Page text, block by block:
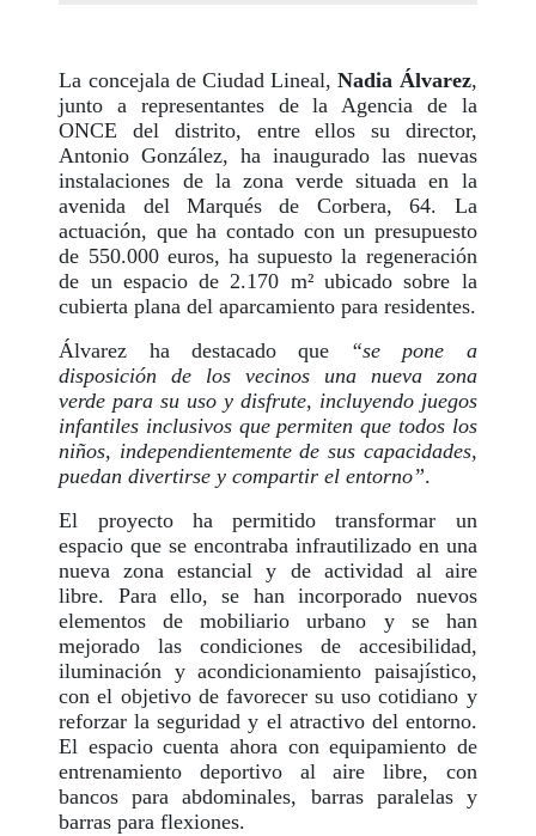
La concejala de Ciudad Lineal,Nadia Álvarez,
junto a representantes de la Agencia de la
ONCE
del distrito, entre ellos su director,
Antonio González, ha inaugurado las nuevas
instalaciones de la zona verde situada en la
avenida del Marqués de Corbera, 64. La
actuación, que ha contado con un presupuesto
de 550.000 euros, ha supuesto la regeneración
de un espacio de 2.170 m² ubicado sobre la
cubierta plana del aparcamiento para residentes.
Álvarez ha destacado que “se pone a
disposición de los vecinos una nueva zona
verde para su uso y disfrute, incluyendo juegos
infantiles inclusivos que permiten que todos los
niños, independientemente de sus capacidades,
puedan divertirse y compartir el entorno”.
El proyecto ha permitido transformar un
espacio que se encontraba infrautilizado en una
nueva zona estancial y de actividad al aire
libre. Para ello, se han incorporado nuevos
elementos de mobiliario urbano y se han
mejorado las condiciones de accesibilidad,
iluminación y acondicionamiento paisajístico,
con el objetivo de favorecer su uso cotidiano y
reforzar la seguridad y el atractivo del entorno.
El espacio cuenta ahora con equipamiento de
entrenamiento deportivo al aire libre, con
bancos para abdominales, barras paralelas y
barras para flexiones.